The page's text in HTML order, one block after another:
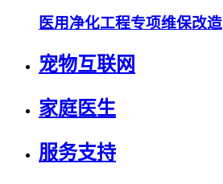
医用净化工程专项维保改造
宠物互联网
家庭医生
服务支持